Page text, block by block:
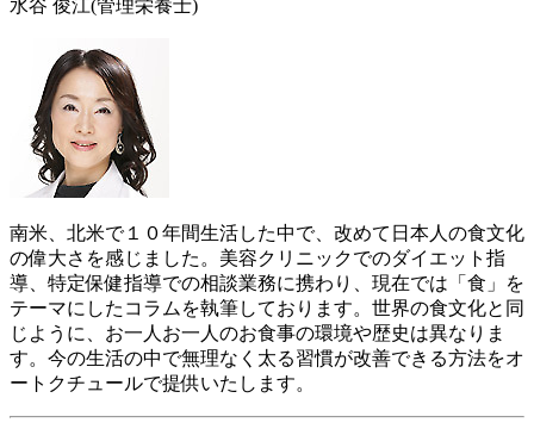
水谷 俊江(管理栄養士)
南米、北米で１０年間生活した中で、改めて日本人の食文化
の偉大さを感じました。美容クリニックでのダイエット指
導、特定保健指導での相談業務に携わり、現在では「食」を
テーマにしたコラムを執筆しております。世界の食文化と同
じように、お一人お一人のお食事の環境や歴史は異なりま
す。今の生活の中で無理なく太る習慣が改善できる方法をオ
ートクチュールで提供いたします。